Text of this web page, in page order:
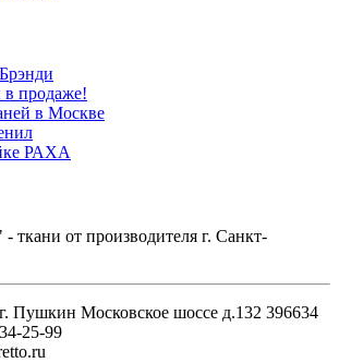
продаже!
в Москве
РАХА
ткани от производителя г. Санкт-
г. Пушкин Московское шоссе д.132 396634
25-99